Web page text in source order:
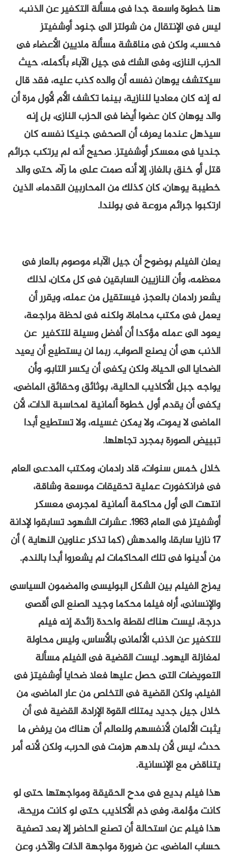
هنا خطوة واسعة جدا فى مسألة التكفير عن الذنب،
ليس فى الإنتقال من شولتز الى جنود أوشفيتز
فحسب، ولكن فى مناقشة مسألة ملايين الأعضاء فى
الحزب النازى، وفى الشك فى جيل الآباء بأكمله، حيث
سيكتشف يوهان نفسه أن والده كذب عليه، فقد قال
له إنه كان معاديا للنازية، بينما تكشف الأم لأول مرة أن
والد يوهان كان عضوا أيضا فى الحزب النازى، بل إنه
سيذهل عندما يعرف أن الصحفى جنيكا نفسه كان
جنديا فى معسكر أوشفيتز. صحيح أنه لم يرتكب جرائم
قتل أو خنق بالغاز، إلا أنه صمت على ما رآه، حتى والد
خطيبة يوهان، كان كذلك من المحاربين القدماء، الذين
ارتكبوا جرائم مروعة فى بولندا.
يعلن الفيلم بوضوح أن جيل الآباء موصوم بالعار فى
معظمه، وأن النازيين السابقين فى كل مكان، لذلك
يشعر رادمان بالعجز، فيستقيل من عمله، ويقرر أن
يعمل فى مكتب محاماة، ولكنه فى لحظة مراجعة،
يعود الى عمله مؤكدا أن أفضل وسيلة للتكفير عن
الذنب هى أن يصنع الصواب. ربما لن يستطيع أن يعيد
الضحايا الى الحياة، ولكن يكفى أن يكسر التابو، وأن
يواجه جبل الأكاذيب الحالية، بوثائق وحقائق الماضى،
يكفى أن يقدم أول خطوة ألمانية لمحاسبة الذات، لأن
الماضى لا يموت، ولا يمكن غسيله، ولا تستطيع أبدا
تبييض الصورة بمجرد تجاهلها.
خلال خمس سنوات، قاد رادمان، ومكتب المدعى العام
فى فرانكفورت عملية تحقيقات موسعة وشاقة،
انتهت الى أول محاكمة ألمانية لمجرمى معسكر
أوشفيتز فى العام 1963. عشرات الشهود تسابقوا لإدانة
17 نازيا سابقا، والمدهش (كما تذكر عناوين النهاية ) أن
من أدينوا فى تلك المحاكمات لم يشعروا أبدا بالندم.
يمزج الفيلم بين الشكل البوليسى والمضمون السياسى
والإنسانى، أراه فيلما محكما وجيد الصنع الى أقصى
درجة، ليست هناك لقطة واحدة زائدة، إنه فيلم
للتكفير عن الذنب الألمانى بالأساس، وليس محاولة
لمغازلة اليهود. ليست القضية فى الفيلم مسألة
التعويضات التى حصل عليها فعلا ضحايا أوشفيتز فى
الفيلم، ولكن القضية فى التخلص من عار الماضى، من
خلال جيل جديد يمتلك القوة الإرادة، القضية فى أن
يثبت الألمان لأنفسهم وللعالم أن هناك من يرفض ما
حدث، ليس لأن بلدهم هزمت فى الحرب، ولكن لأنه أمر
يتناقض مع الإنسانية.
هذا فيلم بديع فى مدح الحقيقة ومواجهتها حتى لو
كانت مؤلمة، وفى ذم الأكاذيب حتى لو كانت مريحة،
هذا فيلم عن استحالة أن تصنع الحاضر إلا بعد تصفية
حساب الماضى، عن ضرورة مواجهة الذات والآخر، وعن